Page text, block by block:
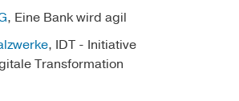
, Eine Bank wird agil
, IDT - Initiative
Transformation